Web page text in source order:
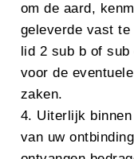
om de aard,
geleverde vast
lid 2 sub b of
voor de
zaken.
4. Uiterlijk
van uw